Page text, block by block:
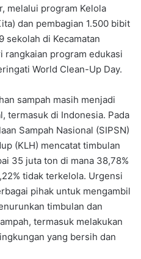
melalui program Kelola
dan pembagian 1.500 bibit
sekolah di Kecamatan
rangkaian program edukasi
World Clean-Up Day.
sampah masih menjadi
termasuk di Indonesia. Pada
Sampah Nasional (SIPSN)
(KLH) mencatat timbulan
35 juta ton di mana 38,78%
tidak terkelola. Urgensi
pihak untuk mengambil
timbulan dan
termasuk melakukan
yang bersih dan